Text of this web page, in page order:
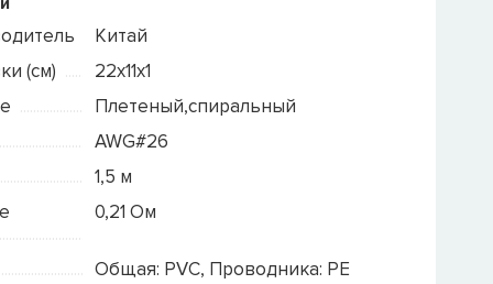
Китай
(см)
22х11х1
Плетеный,спиральный
AWG#26
1,5 м
0,21 Ом
Общая: PVC, Проводника: PE